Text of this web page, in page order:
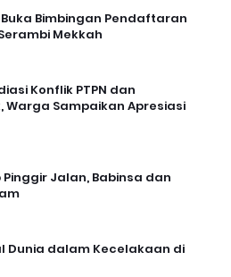
Buka Bimbingan Pendaftaran
Mekkah
Konflik PTPN dan
Warga Sampaikan Apresiasi
Jalan, Babinsa dan
Dunia dalam Kecelakaan di